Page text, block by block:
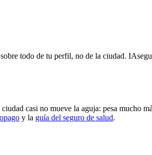
todo de tu perfil, no de la ciudad.
casi no mueve la aguja: pesa mucho
y la guía del seguro de salud.